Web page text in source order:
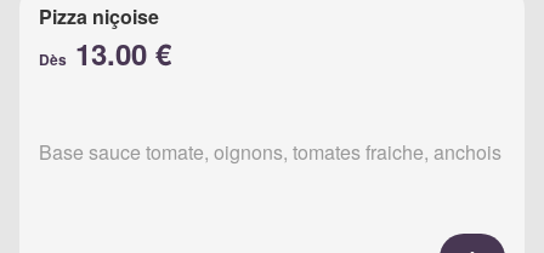
Pizza niçoise
Dès 13.00 €
Base sauce tomate, oignons, tomates fraiche, anchois